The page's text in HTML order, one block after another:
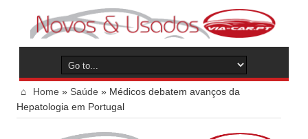
Home » Saúde » Médicos debatem avanços da
Hepatologia em Portugal